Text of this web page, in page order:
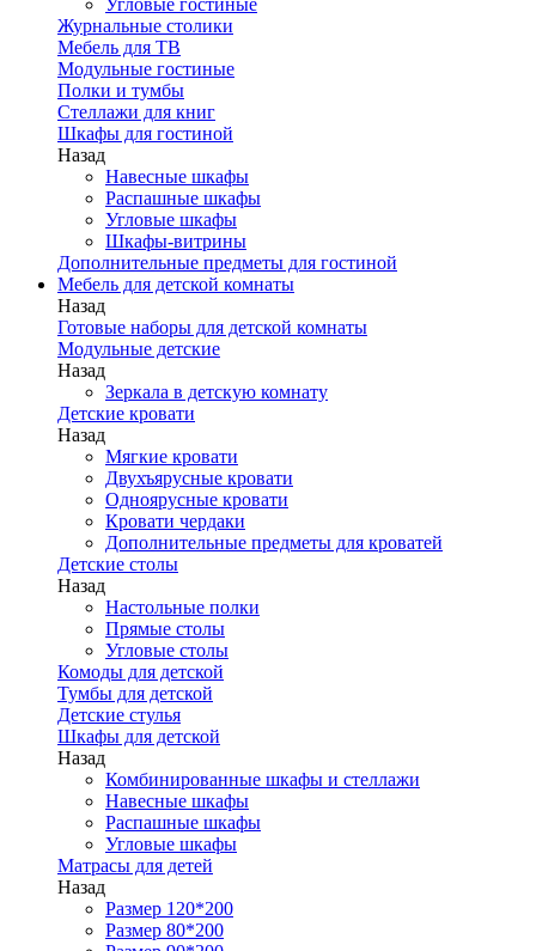
Угловые гостиные
Журнальные столики
Мебель для ТВ
Модульные гостиные
Полки и тумбы
Стеллажи для книг
Шкафы для гостиной
Назад
Навесные шкафы
Распашные шкафы
Угловые шкафы
Шкафы-витрины
Дополнительные предметы для гостиной
Мебель для детской комнаты
Назад
Готовые наборы для детской комнаты
Модульные детские
Назад
Зеркала в детскую комнату
Детские кровати
Назад
Мягкие кровати
Двухъярусные кровати
Одноярусные кровати
Кровати чердаки
Дополнительные предметы для кроватей
Детские столы
Назад
Настольные полки
Прямые столы
Угловые столы
Комоды для детской
Тумбы для детской
Детские стулья
Шкафы для детской
Назад
Комбинированные шкафы и стеллажи
Навесные шкафы
Распашные шкафы
Угловые шкафы
Матрасы для детей
Назад
Размер 120*200
Размер 80*200